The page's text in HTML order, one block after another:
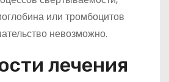
или тромбоцитов
невозможно.
лечения